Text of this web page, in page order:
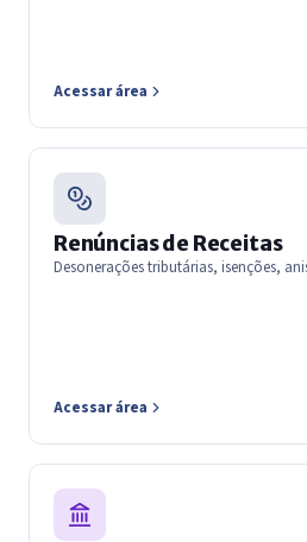
Acessar área
Renúncias de Receitas
Desonerações tributárias, isenções,
Acessar área